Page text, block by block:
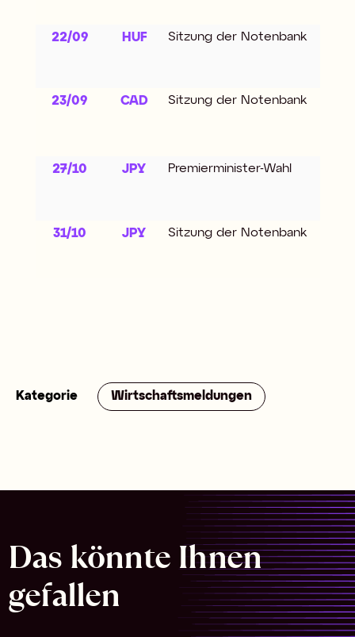
22/09 HUF Sitzung der Notenbank
23/09 CAD Sitzung der Notenbank
27/10 JPY Premierminister-Wahl
31/10 JPY Sitzung der Notenbank
Kategorie Wirtschaftsmeldungen
Das könnte Ihnen
gefallen